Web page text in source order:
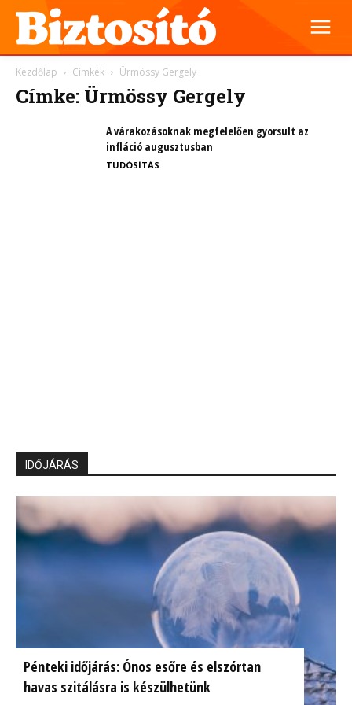
Kezdőlap Címkék Ürmössy Gergely
Címke: Ürmössy Gergely
A várakozásoknak megfelelően gyorsult az
infláció augusztusban
TUDÓSÍTÁS
IDŐJÁRÁS
Pénteki időjárás: Ónos esőre és elszórtan
havas szitálásra is készülhetünk